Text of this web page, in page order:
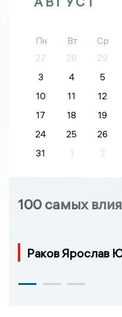
Пн Вт Ср
27
28 29
3
4 5
10
11 12
17
18 19
24
25 26
31
1 2
100 самых
Раков Ярослав